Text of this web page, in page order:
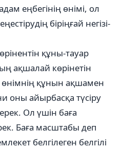
еңбегінің өнімі, ол
біріңғай негізі-
құны-тауар
ақшалай көрінетін
өнімнің құнын ақшамен
оны айырбасқа түсіру
Ол үшін баға
Баға масштабы деп
белгілеген белгілі